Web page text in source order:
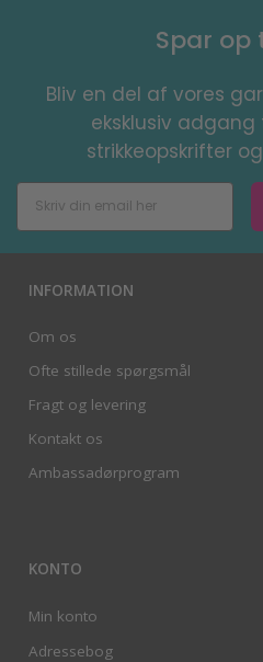
Spar op
Bliv en del af vores
eksklusiv adgang
strikkeopskrifter
INFORMATION
Om os
Ofte stillede spørgsmål
Fragt og levering
Kontakt os
Ambassadørprogram
KONTO
Min konto
Adressebog